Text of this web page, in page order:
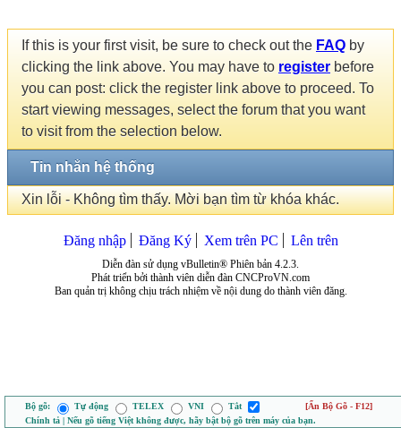
If this is your first visit, be sure to check out the FAQ by
clicking the link above. You may have to register before
you can post: click the register link above to proceed. To
start viewing messages, select the forum that you want
to visit from the selection below.
Tin nhắn hệ thống
Xin lỗi - Không tìm thấy. Mời bạn tìm từ khóa khác.
Đăng nhập Đăng Ký Xem trên PC Lên trên
Diễn đàn sử dụng vBulletin® Phiên bản 4.2.3.
Phát triển bởi thành viên diễn đàn CNCProVN.com
Ban quản trị không chịu trách nhiệm về nội dung do thành viên đăng.
Bộ gõ: Tự động TELEX VNI Tắt
[Ẩn Bộ Gõ - F12]
Chính tả | Nếu gõ tiếng Việt không được, hãy bật bộ gõ trên máy của bạn.